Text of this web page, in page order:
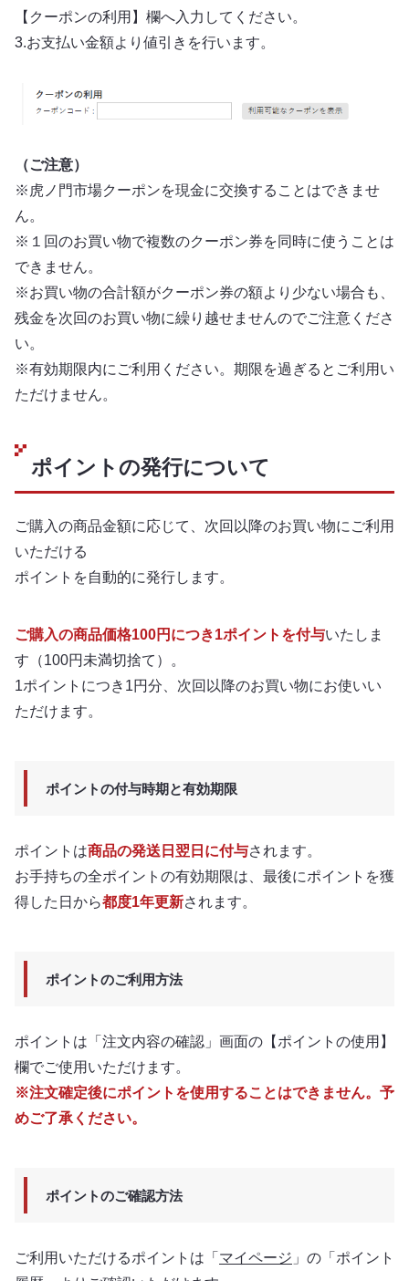
【クーポンの利用】欄へ入力してください。
3.お支払い金額より値引きを行います。
（ご注意）
※虎ノ門市場クーポンを現金に交換することはできませ
ん。
※１回のお買い物で複数のクーポン券を同時に使うことは
できません。
※お買い物の合計額がクーポン券の額より少ない場合も、
残金を次回のお買い物に繰り越せませんのでご注意くださ
い。
※有効期限内にご利用ください。期限を過ぎるとご利用い
ただけません。
ポイントの発行について
ご購入の商品金額に応じて、次回以降のお買い物にご利用
いただける
ポイントを自動的に発行します。
ご購入の商品価格100円につき1ポイントを付与いたしま
す（100円未満切捨て）。
1ポイントにつき1円分、次回以降のお買い物にお使いい
ただけます。
ポイントの付与時期と有効期限
ポイントは商品の発送日翌日に付与されます。
お手持ちの全ポイントの有効期限は、最後にポイントを獲
得した日から都度1年更新されます。
ポイントのご利用方法
ポイントは「注文内容の確認」画面の【ポイントの使用】
欄でご使用いただけます。
※注文確定後にポイントを使用することはできません。予
めご了承ください。
ポイントのご確認方法
ご利用いただけるポイントは「 マイページ 」の「ポイント